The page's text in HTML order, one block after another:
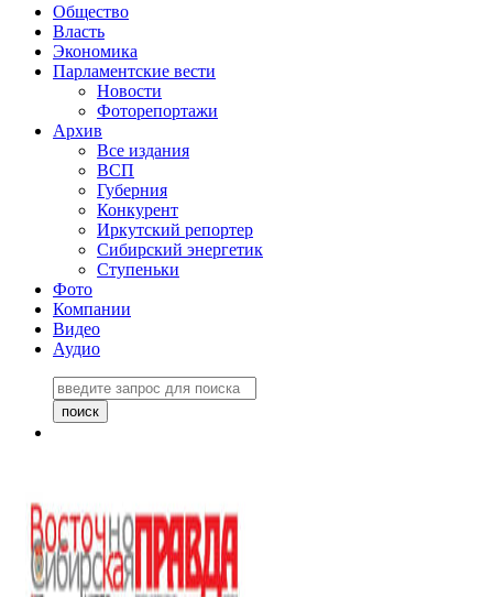
Общество
Власть
Экономика
Парламентские вести
Новости
Фоторепортажи
Архив
Все издания
ВСП
Губерния
Конкурент
Иркутский репортер
Сибирский энергетик
Ступеньки
Фото
Компании
Видео
Аудио